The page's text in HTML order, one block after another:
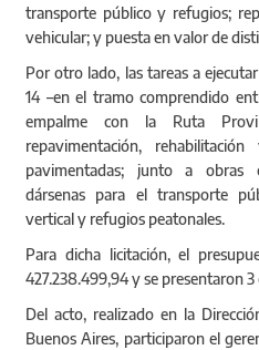
transporte público y refugios;
vehicular; y puesta en valor de
Por otro lado, las tareas a
14 –en el tramo comprendido
empalme con la Ruta
repavimentación,
pavimentadas; junto a obras
dársenas para el transporte
vertical y refugios peatonales.
Para dicha licitación, el
427.238.499,94 y se presentaron
Del acto, realizado en la
Buenos Aires, participaron el